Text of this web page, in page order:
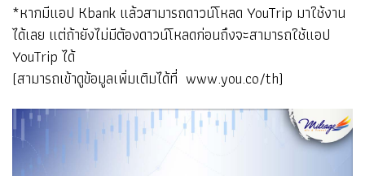
*หากมีแอป Kbank แล้วสามารถดาวน์โหลด YouTrip มาใช้งาน
ได้เลย แต่ถ้ายังไม่มีต้องดาวน์โหลดก่อนถึงจะสามารถใช้แอป
YouTrip ได้
(สามารถเข้าดูข้อมูลเพิ่มเติมได้ที่ www.you.co/th)